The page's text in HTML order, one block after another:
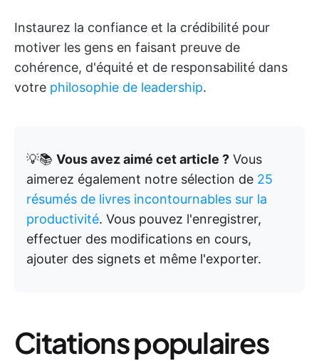
Instaurez la confiance et la crédibilité pour
motiver les gens en faisant preuve de
cohérence, d'équité et de responsabilité dans
votre philosophie de leadership.
💡📚 Vous avez aimé cet article ? Vous
aimerez également notre sélection de 25
résumés de livres incontournables sur la
productivité. Vous pouvez l'enregistrer,
effectuer des modifications en cours,
ajouter des signets et même l'exporter.
Citations populaires